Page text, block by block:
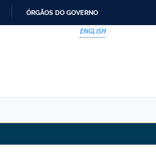
ÓRGÃOS DO GOVERNO
ENGLISH